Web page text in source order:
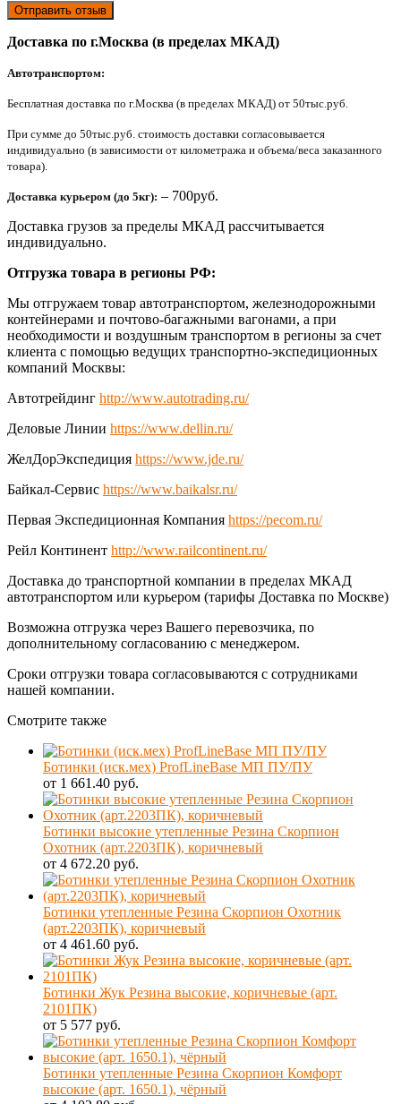
Отправить отзыв
Доставка по г.Москва (в пределах МКАД)
Автотранспортом:
Бесплатная доставка по г.Москва (в пределах МКАД) от 50тыс.руб.
При сумме до 50тыс.руб. стоимость доставки согласовывается
индивидуально (в зависимости от километража и объема/веса заказанного
товара).
Доставка курьером (до 5кг): – 700руб.
Доставка грузов за пределы МКАД рассчитывается
индивидуально.
Отгрузка товара в регионы РФ:
Мы отгружаем товар автотранспортом, железнодорожными
контейнерами и почтово-багажными вагонами, а при
необходимости и воздушным транспортом в регионы за счет
клиента с помощью ведущих транспортно-экспедиционных
компаний Москвы:
Автотрейдинг http://www.autotrading.ru/
Деловые Линии https://www.dellin.ru/
ЖелДорЭкспедиция https://www.jde.ru/
Байкал-Сервис https://www.baikalsr.ru/
Первая Экспедиционная Компания https://pecom.ru/
Рейл Континент http://www.railcontinent.ru/
Доставка до транспортной компании в пределах МКАД
автотранспортом или курьером (тарифы Доставка по Москве)
Возможна отгрузка через Вашего перевозчика, по
дополнительному согласованию с менеджером.
Сроки отгрузки товара согласовываются с сотрудниками
нашей компании.
Смотрите также
Ботинки (иск.мех) ProfLineBase МП ПУ/ПУ
от 1 661.40 руб.
Ботинки высокие утепленные Резина Скорпион
Охотник (арт.2203ПК), коричневый
от 4 672.20 руб.
Ботинки утепленные Резина Скорпион Охотник
(арт.2203ПК), коричневый
от 4 461.60 руб.
Ботинки Жук Резина высокие, коричневые (арт.
2101ПК)
от 5 577 руб.
Ботинки утепленные Резина Скорпион Комфорт
высокие (арт. 1650.1), чёрный